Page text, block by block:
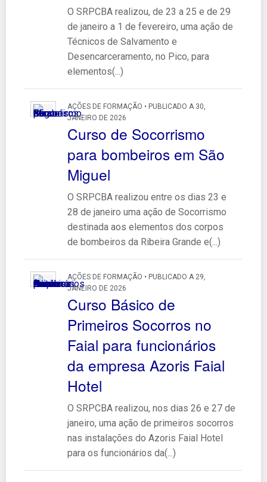
O SRPCBA realizou, de 23 a 25 e de 29
de janeiro a 1 de fevereiro, uma ação de
Técnicos de Salvamento e
Desencarceramento, no Pico, para
elementos(...)
AÇÕES DE FORMAÇÃO • PUBLICADO A 30,
JANEIRO DE 2026
Curso de Socorrismo
para bombeiros em São
Miguel
O SRPCBA realizou entre os dias 23 e
28 de janeiro uma ação de Socorrismo
destinada aos elementos dos corpos
de bombeiros da Ribeira Grande e(...)
AÇÕES DE FORMAÇÃO • PUBLICADO A 29,
JANEIRO DE 2026
Curso Básico de
Primeiros Socorros no
Faial para funcionários
da empresa Azoris Faial
Hotel
O SRPCBA realizou, nos dias 26 e 27 de
janeiro, uma ação de primeiros socorros
nas instalações do Azoris Faial Hotel
para os funcionários da(...)